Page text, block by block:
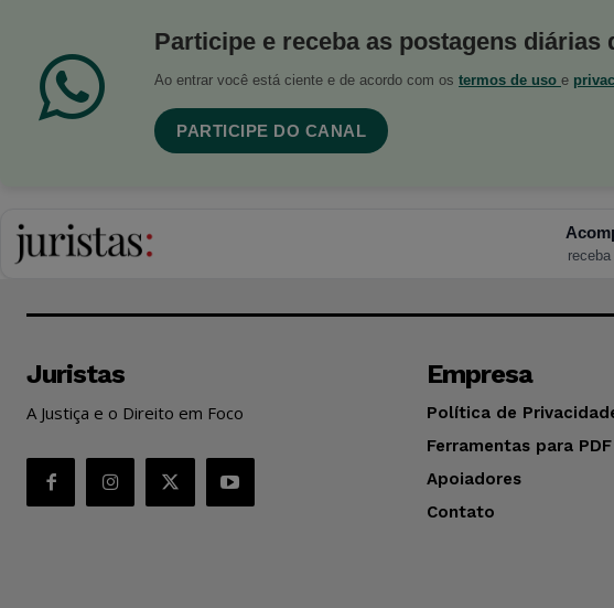
Participe e receba as postagens diárias
Ao entrar você está ciente e de acordo com os termos de uso e
PARTICIPE DO CANAL
Juristas
A Justiça e o Direito em Foco
Empresa
Política de
Ferramentas para PDF
Apoiadores
Contato